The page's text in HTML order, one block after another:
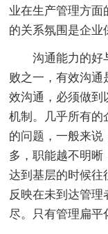
业在生产管理方面
的关系氛围是企业
沟通能力的好与
败之一，有效沟通
效沟通，必须做到
机制。几乎所有的
的问题，一般来说
多，职能越不明晰
达到基层的时候往
反映在未到达管
尽。只有管理扁平